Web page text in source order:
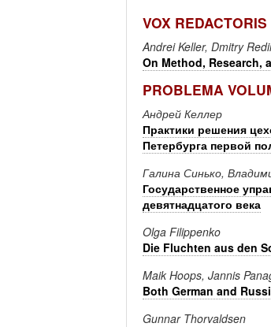
VOX REDACTORIS
Andrei Keller, Dmitry
On Method, Research,
PROBLEMA
Андрей Келлер
Практики решения
Петербурга первой
Галина Синько,
Государственное
девятнадцатого века
Olga Filippenko
Die Fluchten aus den
Maik Hoops, Jannis
Both German and
Gunnar Thorvaldsen